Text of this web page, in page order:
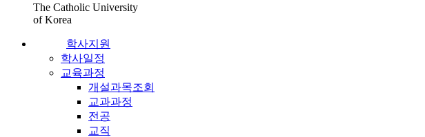
The Catholic University
of Korea
학사지원
학사일정
교육과정
개설과목조회
교과과정
전공
교직